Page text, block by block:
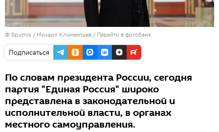
© Sputnik / Михаил Климентьев / Перейти в фотобанк
Подписаться
По словам президента России, сегодня
партия "Единая Россия" широко
представлена в законодательной и
исполнительной власти, в органах
местного самоуправления.